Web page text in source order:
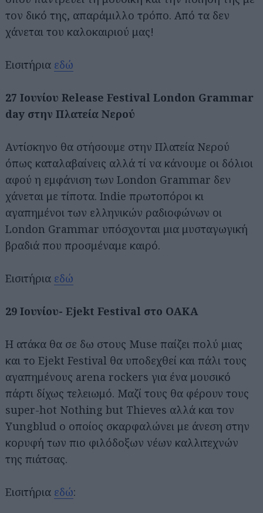
τον δικό της, απαράμιλλο τρόπο. Από τα δεν
χάνεται του καλοκαιριού μας!
Εισιτήρια εδώ
27 Ιουνίου Release Festival London Grammar
day στην Πλατεία Νερού
Αντίσκηνο θα στήσουμε στην Πλατεία Νερού
όπως καταλαβαίνεις αλλά τί να κάνουμε οι δόλιοι
αφού η εμφάνιση των London Grammar δεν
χάνεται με τίποτα. Indie πρωτοπόροι κι
αγαπημένοι των ελληνικών ραδιοφώνων oι
London Grammar υπόσχονται μια μυσταγωγική
βραδιά που προσμέναμε καιρό.
Εισιτήρια εδώ
29 Ιουνίου- Ejekt Festival στο ΟΑΚΑ
Η ατάκα θα σε δω στους Muse παίζει πολύ μιας
και το Ejekt Festival θα υποδεχθεί και πάλι τους
αγαπημένους arena rockers για ένα μουσικό
πάρτι δίχως τελειωμό. Μαζί τους θα φέρουν τους
super-hot Nothing but Thieves αλλά και τον
Yungblud ο οποίος σκαρφαλώνει με άνεση στην
κορυφή των πιο φιλόδοξων νέων καλλιτεχνών
της πιάτσας.
Eισιτήρια εδώ: